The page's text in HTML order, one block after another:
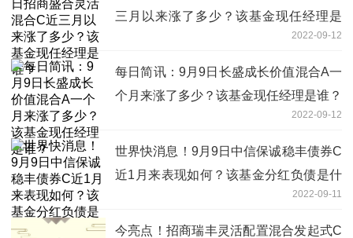
三月以来涨了多少？该基金现任经理是
2022-09-12
每日简讯：9月9日长盛成长价值混合A一
个月来涨了多少？该基金现任经理是谁？
2022-09-12
世界快消息！9月9日中信保诚稳丰债券C
近1月来表现如何？该基金分红负债是什
2022-09-11
今亮点！招商瑞丰灵活配置混合发起式C